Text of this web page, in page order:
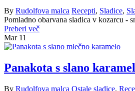
By Rudolfova malca Recepti, Sladice,
Pomladno obarvana sladica v kozarcu -
Preberi več
Mar 11
Panakota s slano
By Rudolfova malca Ostale sladice,